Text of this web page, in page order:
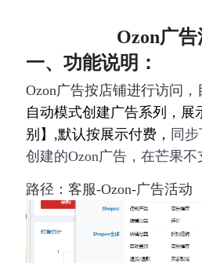
Ozon广告
一、功能说明：
Ozon广告按店铺进行访问
自动模式创建广告系列，展
别】,默认按展示付费， 同
创建的Ozon广告，在芒果不
路径：客服-Ozon-广告活动